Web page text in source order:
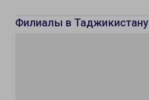
Филиалы в Таджикистану